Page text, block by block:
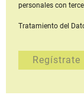
personales con
Tratamiento del